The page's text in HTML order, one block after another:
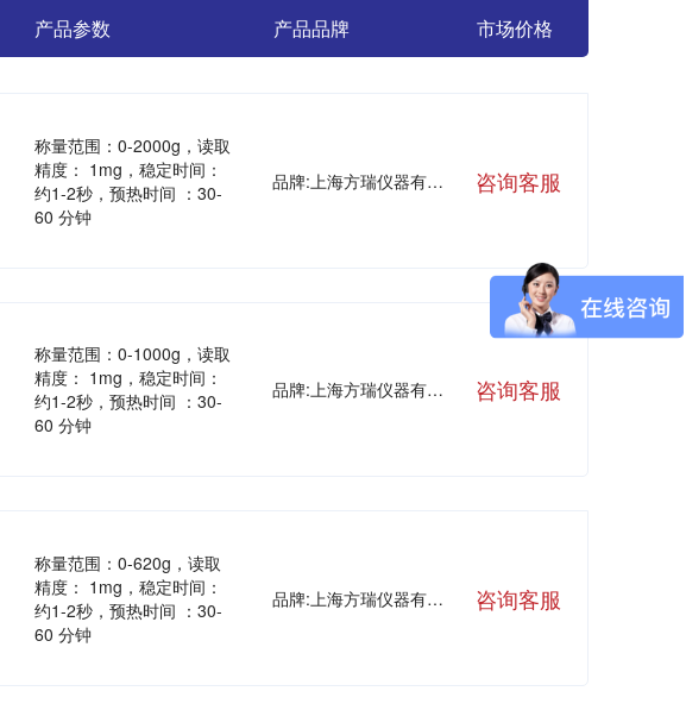
产品参数 产品品牌 市场价格
称量范围：0-2000g，读取
精度： 1mg，稳定时间：
约1-2秒，预热时间 ：30-
60 分钟
品牌:上海方瑞仪器有限公司 咨询客服
称量范围：0-1000g，读取
精度： 1mg，稳定时间：
约1-2秒，预热时间 ：30-
60 分钟
品牌:上海方瑞仪器有限公司 咨询客服
称量范围：0-620g，读取
精度： 1mg，稳定时间：
约1-2秒，预热时间 ：30-
60 分钟
品牌:上海方瑞仪器有限公司 咨询客服